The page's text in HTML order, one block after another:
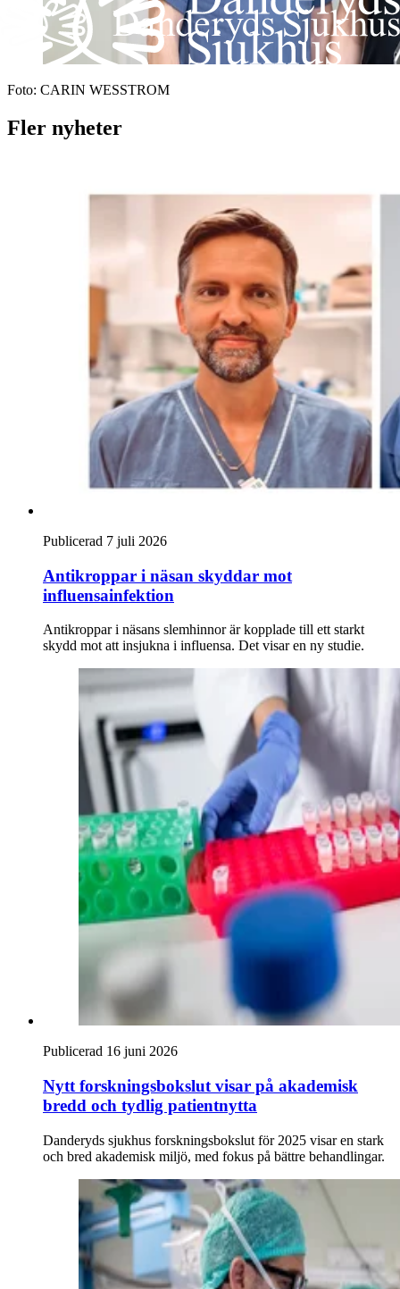
Foto: CARIN WESSTROM
Fler nyheter
Publicerad 7 juli 2026
Antikroppar i näsan skyddar mot
influensainfektion
Antikroppar i näsans slemhinnor är kopplade till ett starkt
skydd mot att insjukna i influensa. Det visar en ny studie.
Publicerad 16 juni 2026
Nytt forskningsbokslut visar på akademisk
bredd och tydlig patientnytta
Danderyds sjukhus forskningsbokslut för 2025 visar en stark
och bred akademisk miljö, med fokus på bättre behandlingar.